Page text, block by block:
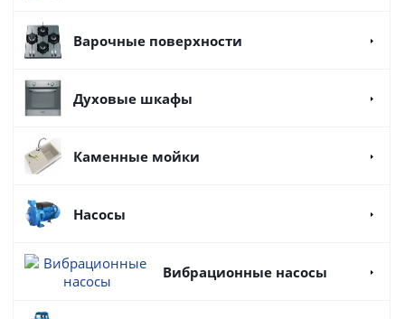
Варочные поверхности
Духовые шкафы
Каменные мойки
Насосы
Вибрационные насосы